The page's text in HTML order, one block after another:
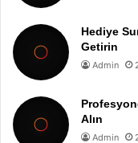
Hediye
Getirin
Admin
Alın
Admin